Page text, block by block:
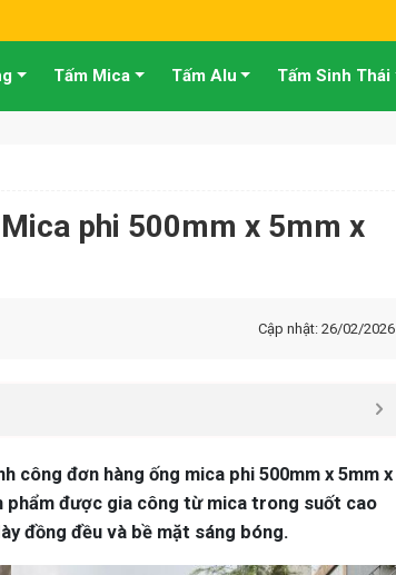
Tấm Mica Tấm Alu Tấm Sinh Thái
phi 500mm x 5mm x
Cập nhật: 26/02/2026
công đơn hàng ống mica phi 500mm x 5mm x
phẩm được gia công từ mica trong suốt cao
đồng đều và bề mặt sáng bóng.